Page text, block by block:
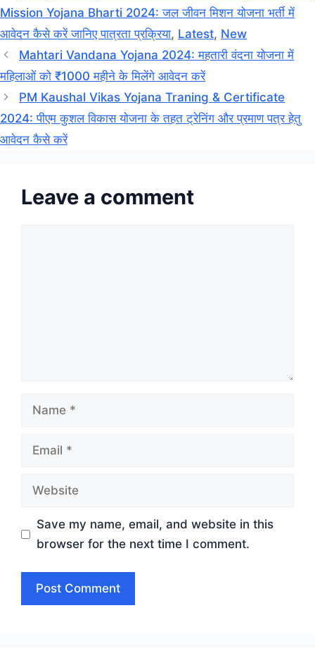
Mission Yojana Bharti 2024: जल जीवन मिशन योजना भर्ती में
आवेदन कैसे करें जानिए पात्रता प्रक्रिया, Latest, New
Mahtari Vandana Yojana 2024: महतारी वंदना योजना में
महिलाओं को ₹1000 महीने के मिलेंगे आवेदन करें
PM Kaushal Vikas Yojana Traning & Certificate
2024: पीएम कुशल विकास योजना के तहत ट्रेनिंग और प्रमाण पत्र हेतु
आवेदन कैसे करें
Leave a comment
Name
Email
Website
Save my name, email, and website in this
browser for the next time I comment.